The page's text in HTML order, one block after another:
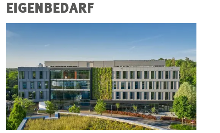
IM FOKUS
PROJEKTE
KONTAKT
EIGENBEDARF